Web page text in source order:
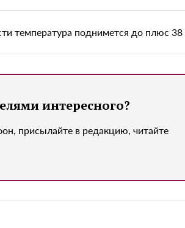
температура поднимется до плюс 38
интересного?
присылайте в редакцию, читайте